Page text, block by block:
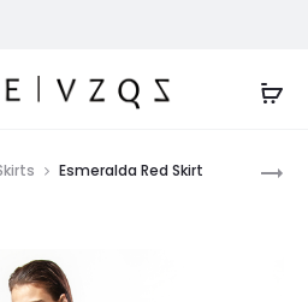
Esmeralda Red Skirt